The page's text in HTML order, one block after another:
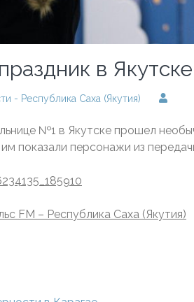
в Якутске
- Республика Саха (Якутия)
№1 в Якутске прошел
показали персонажи из
FM – Республика Саха (Якутия)